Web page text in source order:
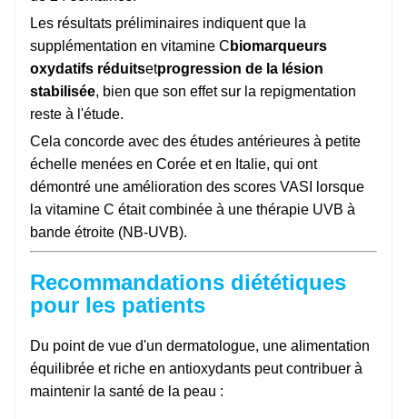
Les résultats préliminaires indiquent que la
supplémentation en vitamine C biomarqueurs
oxydatifs réduitsetprogression de la lésion
stabilisée, bien que son effet sur la repigmentation
reste à l'étude.
Cela concorde avec des études antérieures à petite
échelle menées en Corée et en Italie, qui ont
démontré une amélioration des scores VASI lorsque
la vitamine C était combinée à une thérapie UVB à
bande étroite (NB-UVB).
Recommandations diététiques
pour les patients
Du point de vue d'un dermatologue, une alimentation
équilibrée et riche en antioxydants peut contribuer à
maintenir la santé de la peau :